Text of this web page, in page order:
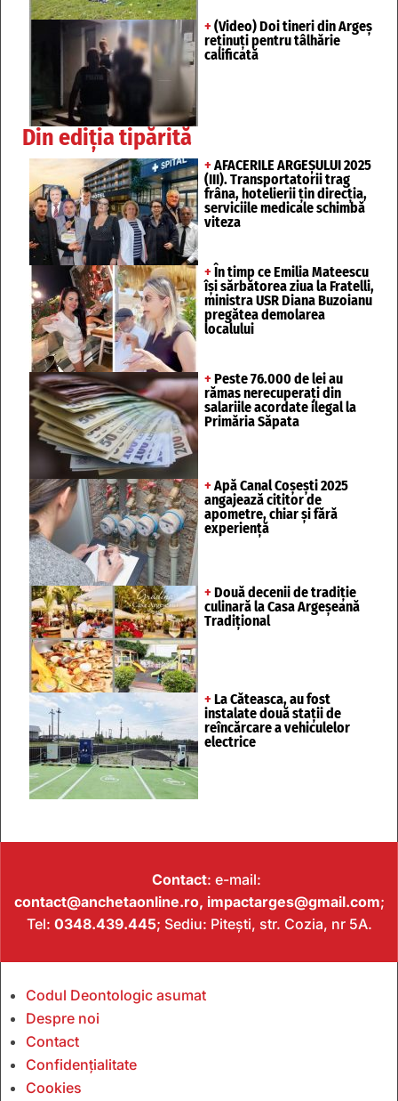
+ (Video) Doi tineri din Argeș
reținuți pentru tâlhărie
calificată
Din ediția tipărită
+ AFACERILE ARGEȘULUI 2025
(III). Transportatorii trag
frâna, hotelierii țin direcția,
serviciile medicale schimbă
viteza
+ În timp ce Emilia Mateescu
își sărbătorea ziua la Fratelli,
ministra USR Diana Buzoianu
pregătea demolarea
localului
+ Peste 76.000 de lei au
rămas nerecuperați din
salariile acordate ilegal la
Primăria Săpata
+ Apă Canal Coșești 2025
angajează cititor de
apometre, chiar și fără
experiență
+ Două decenii de tradiție
culinară la Casa Argeșeană
Tradițional
+ La Căteasca, au fost
instalate două stații de
reîncărcare a vehiculelor
electrice
Contact: e-mail:
contact@anchetaonline.ro, impactarges@gmail.com;
Tel: 0348.439.445; Sediu: Pitești, str. Cozia, nr 5A.
Codul Deontologic asumat
Despre noi
Contact
Confidențialitate
Cookies